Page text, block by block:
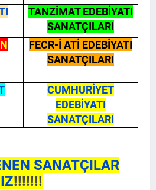
TANZİMAT EDEBİYATI
SANATÇILARI
FECR-İ ATİ EDEBİYATI
SANATÇILARI
CUMHURİYET
EDEBİYATI
SANATÇILARI
SANATÇILAR
!!!!!!!